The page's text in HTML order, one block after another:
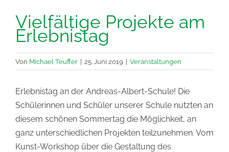
Vielfältige Projekte am
Erlebnistag
Von Michael Teuffer | 25. Juni 2019 | Veranstaltungen
Erlebnistag an der Andreas-Albert-Schule! Die
Schülerinnen und Schüler unserer Schule nutzten an
diesem schönen Sommertag die Möglichkeit, an
ganz unterschiedlichen Projekten teilzunehmen. Vom
Kunst-Workshop über die Gestaltung des